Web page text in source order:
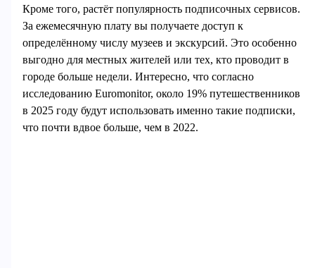
Кроме того, растёт популярность подписочных сервисов.
За ежемесячную плату вы получаете доступ к
определённому числу музеев и экскурсий. Это особенно
выгодно для местных жителей или тех, кто проводит в
городе больше недели. Интересно, что согласно
исследованию Euromonitor, около 19% путешественников
в 2025 году будут использовать именно такие подписки,
что почти вдвое больше, чем в 2022.